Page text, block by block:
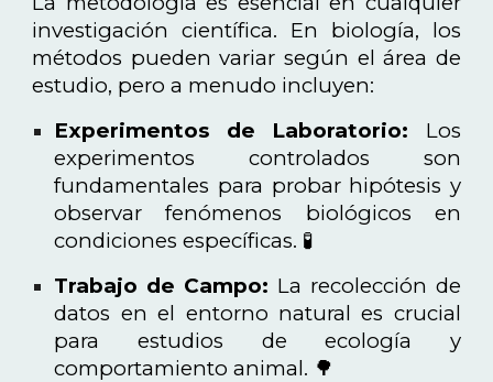
investigación científica. En biología, los
métodos pueden variar según el área de
estudio, pero a menudo incluyen:
Experimentos de Laboratorio: Los
experimentos controlados son
fundamentales para probar hipótesis y
observar fenómenos biológicos en
condiciones específicas. 🧪
Trabajo de Campo: La recolección de
datos en el entorno natural es crucial
para estudios de ecología y
comportamiento animal. 🌳